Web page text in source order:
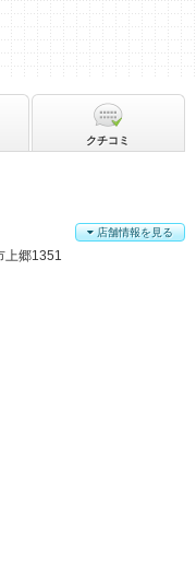
上郷1351
店舗情報を見る
クチコミ